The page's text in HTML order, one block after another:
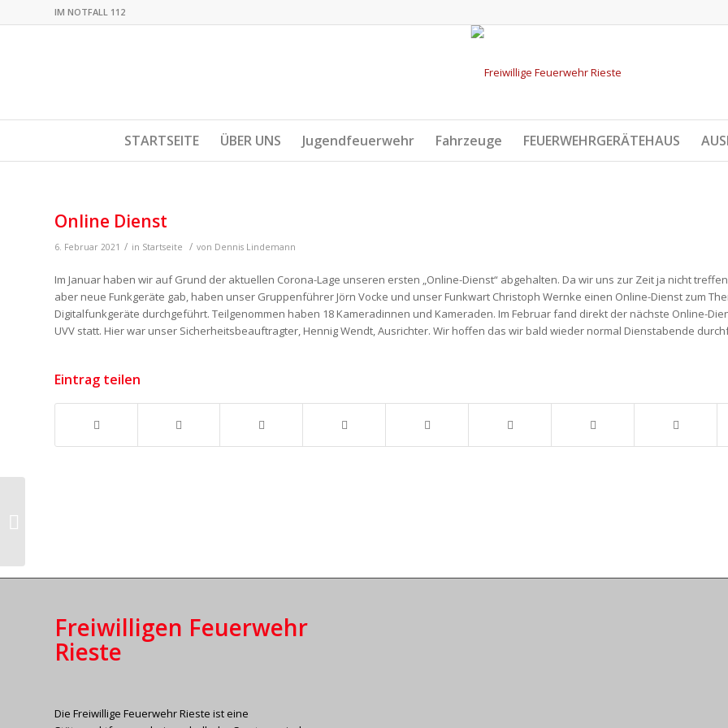
IM NOTFALL 112
STARTSEITE ÜBER UNS Jugendfeuerwehr Fahrzeuge FEUERWEHRGERÄTEHAUS
Online Dienst
6. Februar 2021 / in Startseite / von Dennis Lindemann
Im Januar haben wir auf Grund der aktuellen Corona-Lage unseren ersten „Online-Dienst“ abgehalten. Da wir uns zur Zeit ja nicht
aber neue Funkgeräte gab, haben unser Gruppenführer Jörn Vocke und unser Funkwart Christoph Wernke einen Online-Dienst zum
Digitalfunkgeräte durchgeführt. Teilgenommen haben 18 Kameradinnen und Kameraden. Im Februar fand direkt der nächste Online-
UVV statt. Hier war unser Sicherheitsbeauftragter, Hennig Wendt, Ausrichter. Wir hoffen das wir bald wieder normal Dienstabende
Eintrag teilen
Freiwilligen Feuerwehr
Rieste
Die Freiwillige Feuerwehr Rieste ist eine